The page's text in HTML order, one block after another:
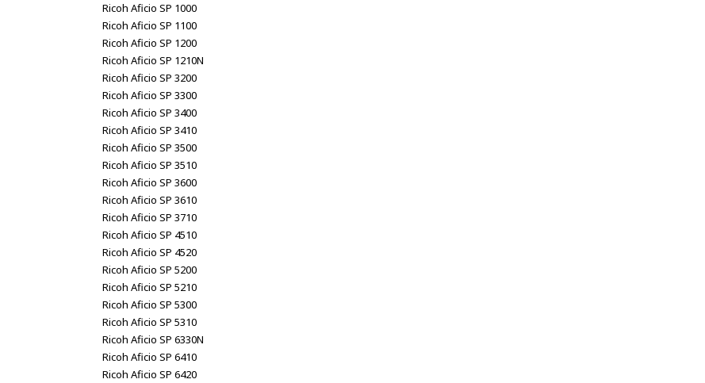
Ricoh Aficio SP 1000
Ricoh Aficio SP 1100
Ricoh Aficio SP 1200
Ricoh Aficio SP 1210N
Ricoh Aficio SP 3200
Ricoh Aficio SP 3300
Ricoh Aficio SP 3400
Ricoh Aficio SP 3410
Ricoh Aficio SP 3500
Ricoh Aficio SP 3510
Ricoh Aficio SP 3600
Ricoh Aficio SP 3610
Ricoh Aficio SP 3710
Ricoh Aficio SP 4510
Ricoh Aficio SP 4520
Ricoh Aficio SP 5200
Ricoh Aficio SP 5210
Ricoh Aficio SP 5300
Ricoh Aficio SP 5310
Ricoh Aficio SP 6330N
Ricoh Aficio SP 6410
Ricoh Aficio SP 6420